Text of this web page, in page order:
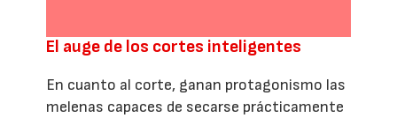
El auge de los cortes inteligentes
En cuanto al corte, ganan protagonismo las
melenas capaces de secarse prácticamente